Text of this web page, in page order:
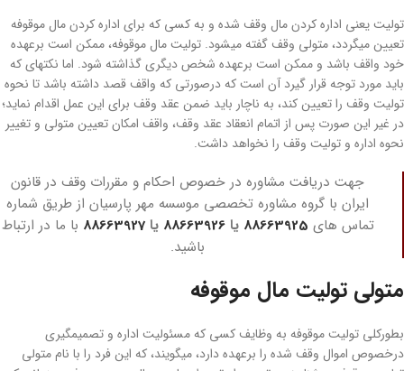
تولیت یعنی اداره کردن مال وقف شده و به کسی که برای اداره کردن مال موقوفه
تعیین می­گردد، متولی وقف گفته می­شود. تولیت مال موقوفه، ممکن است برعهده
خود واقف باشد و ممکن است برعهده شخص دیگری گذاشته شود. اما نکته­ای که
باید مورد توجه قرار گیرد آن است که درصورتی که واقف قصد داشته باشد تا نحوه
تولیت وقف را تعیین کند، به ناچار باید ضمن عقد وقف برای این عمل اقدام نماید؛
در غیر این صورت پس از اتمام انعقاد عقد وقف، واقف امکان تعیین متولی و تغییر
نحوه اداره و تولیت وقف را نخواهد داشت.
جهت دریافت مشاوره در خصوص احکام و مقررات وقف در قانون
ایران با گروه مشاوره تخصصی موسسه مهر پارسیان از طریق شماره
تماس های 88663925 یا88663926 یا88663927 با ما در ارتباط
باشید.
متولی تولیت مال موقوفه
بطورکلی تولیت موقوفه به وظایف کسی که مسئولیت اداره و تصمیم­گیری
درخصوص اموال وقف شده را برعهده دارد، می­گویند، که این فرد را با نام متولی